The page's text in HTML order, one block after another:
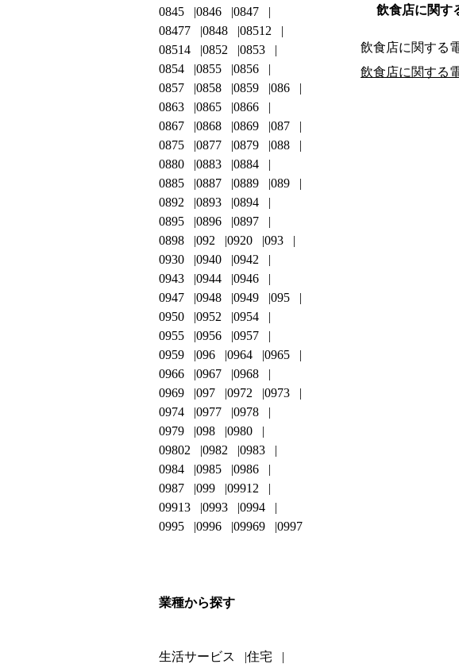
飲食店に関す
飲食店に関する
飲食店に関する
0845
0846
0847
08477
0848
08512
08514
0852
0853
0854
0855
0856
0857
0858 0859
086
0863
0865
0866
0867
0868 0869
087
0875
0877 0879
088
0880
0883
0884
0885
0887 0889
089
0892
0893
0894
0895
0896
0897
0898
092 0920
093
0930
0940
0942
0943
0944
0946
0947
0948 0949
095
0950
0952
0954
0955
0956
0957
0959
096 0964
0965
0966
0967
0968
0969
097 0972
0973
0974
0977
0978
0979
098
0980
09802
0982
0983
0984
0985
0986
0987
099
09912
09913
0993
0994
0995
0996 09969 0997
業種から探す
生活サービス 住宅